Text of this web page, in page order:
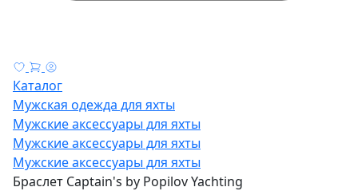
Каталог
Мужская одежда для яхты
Мужские аксессуары для яхты
Мужские аксессуары для яхты
Мужские аксессуары для яхты
Браслет Captain's by Popilov Yachting